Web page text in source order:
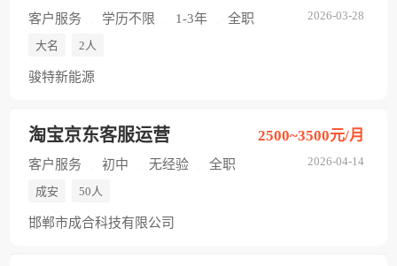
2026-03-28
客户服务 学历不限 1-3年 全职
大名 2人
骏特新能源
淘宝京东客服运营
2026-04-14
2500~3500元/月
客户服务 初中 无经验 全职
成安 50人
邯郸市成合科技有限公司